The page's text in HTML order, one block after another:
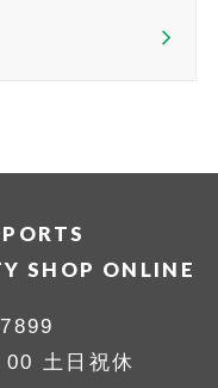
SHOP ONLINE
土日祝休